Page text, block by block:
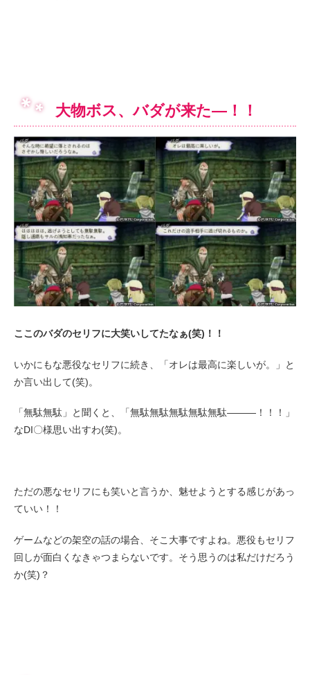
大物ボス、バダが来た―！！
ここのバダのセリフに大笑いしてたなぁ(笑)！！
いかにもな悪役なセリフに続き、「オレは最高に楽しいが。」と
か言い出して(笑)。
「無駄無駄」と聞くと、「無駄無駄無駄無駄無駄―――！！！」
なDI〇様思い出すわ(笑)。
ただの悪なセリフにも笑いと言うか、魅せようとする感じがあっ
ていい！！
ゲームなどの架空の話の場合、そこ大事ですよね。悪役もセリフ
回しが面白くなきゃつまらないです。そう思うのは私だけだろう
か(笑)？